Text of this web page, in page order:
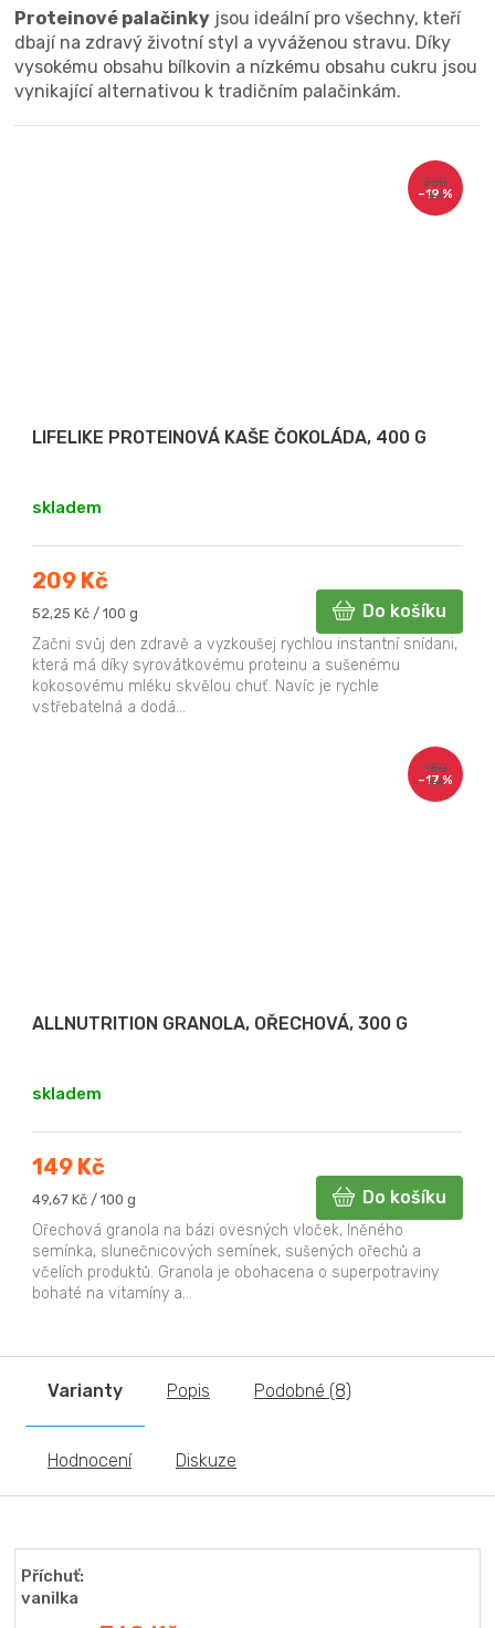
Proteinové palačinky jsou ideální pro všechny, kteří
dbají na zdravý životní styl a vyváženou stravu. Díky
vysokému obsahu bílkovin a nízkému obsahu cukru jsou
vynikající alternativou k tradičním palačinkám.
260
Kč
–19 %
LIFELIKE PROTEINOVÁ KAŠE ČOKOLÁDA, 400 G
skladem
209 Kč
Měrná
52,25 Kč / 100 g Do košíku
Začni svůj den zdravě a vyzkoušej rychlou instantní snídani,
která má díky syrovátkovému proteinu a sušenému
kokosovému mléku skvělou chuť. Navíc je rychle
vstřebatelná a dodá...
180
Kč
–17 %
ALLNUTRITION GRANOLA, OŘECHOVÁ, 300 G
skladem
149 Kč
Měrná
49,67 Kč / 100 g Do košíku
Ořechová granola na bázi ovesných vloček, lněného
semínka, slunečnicových semínek, sušených ořechů a
včelích produktů. Granola je obohacena o superpotraviny
bohaté na vitamíny a...
Varianty Popis Podobné (8)
Hodnocení Diskuze
Příchuť:
vanilka